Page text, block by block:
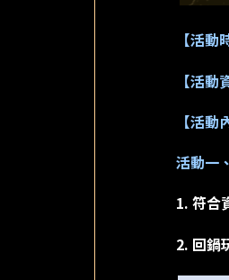
【活動
【活動
【活動
活動一
1. 符合
2. 回鍋